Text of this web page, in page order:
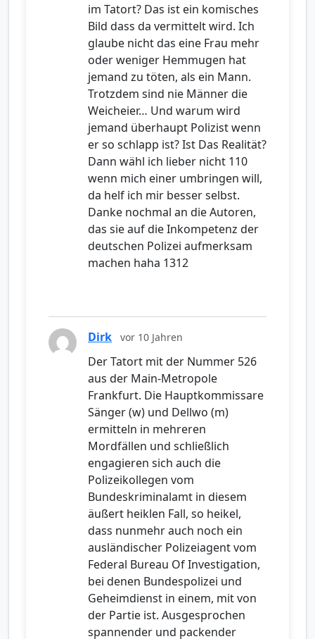
im Tatort? Das ist ein komisches
Bild dass da vermittelt wird. Ich
glaube nicht das eine Frau mehr
oder weniger Hemmugen hat
jemand zu töten, als ein Mann.
Trotzdem sind nie Männer die
Weicheier… Und warum wird
jemand überhaupt Polizist wenn
er so schlapp ist? Ist Das Realität?
Dann wähl ich lieber nicht 110
wenn mich einer umbringen will,
da helf ich mir besser selbst.
Danke nochmal an die Autoren,
das sie auf die Inkompetenz der
deutschen Polizei aufmerksam
machen haha 1312
Dirk vor 10 Jahren
Der Tatort mit der Nummer 526
aus der Main-Metropole
Frankfurt. Die Hauptkommissare
Sänger (w) und Dellwo (m)
ermitteln in mehreren
Mordfällen und schließlich
engagieren sich auch die
Polizeikollegen vom
Bundeskriminalamt in diesem
äußert heiklen Fall, so heikel,
dass nunmehr auch noch ein
ausländischer Polizeiagent vom
Federal Bureau Of Investigation,
bei denen Bundespolizei und
Geheimdienst in einem, mit von
der Partie ist. Ausgesprochen
spannender und packender